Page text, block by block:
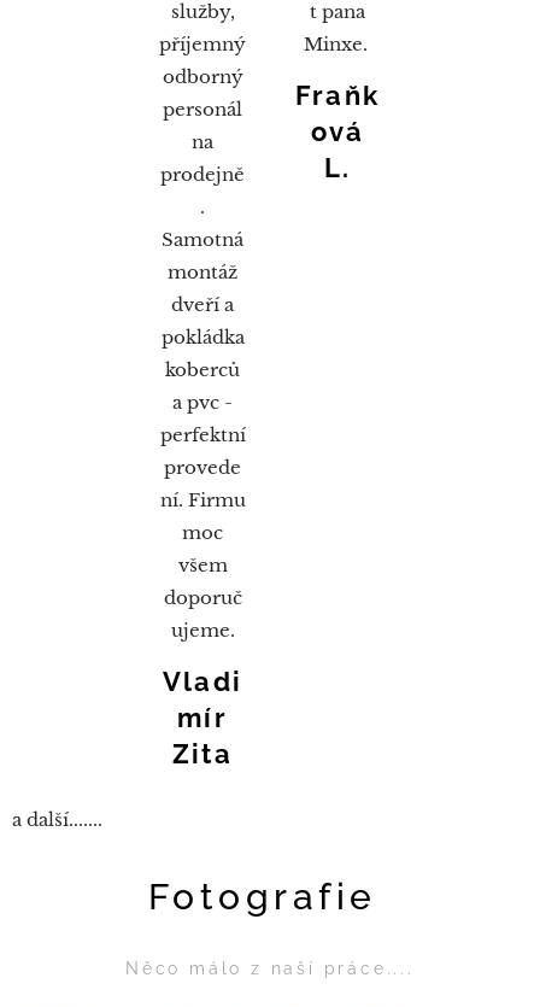
služby,
příjemný
odborný
personál
na
prodejně
.
Samotná
montáž
dveří a
pokládka
koberců
a pvc -
perfektní
provede
ní. Firmu
moc
všem
doporuč
ujeme.
Vladi
mír
Zita
t pana
Minxe.
Fraňk
ová
L.
a další.......
Fotografie
Něco málo z naší práce....